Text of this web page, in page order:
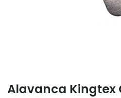
Alavanca Kingtex